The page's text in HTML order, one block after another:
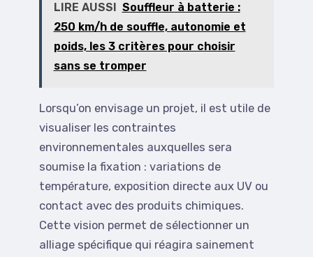
LIRE AUSSI
Souffleur à batterie :
250 km/h de souffle, autonomie et
poids, les 3 critères pour choisir
sans se tromper
Lorsqu’on envisage un projet, il est utile de
visualiser les contraintes
environnementales auxquelles sera
soumise la fixation : variations de
température, exposition directe aux UV ou
contact avec des produits chimiques.
Cette vision permet de sélectionner un
alliage spécifique qui réagira sainement